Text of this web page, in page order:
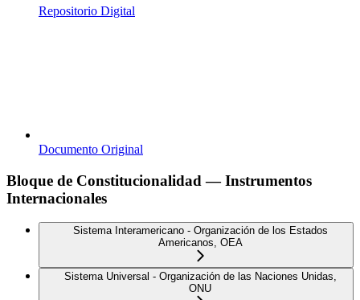
Repositorio Digital
Documento Original
Bloque de Constitucionalidad — Instrumentos
Internacionales
Sistema Interamericano - Organización de los Estados
Americanos, OEA
Sistema Universal - Organización de las Naciones Unidas,
ONU